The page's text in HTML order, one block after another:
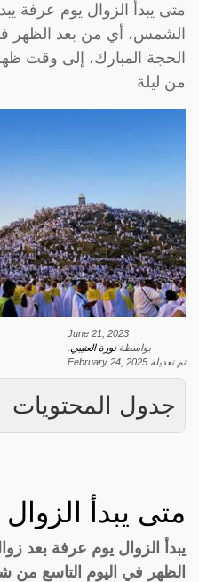
متى يبدأ الزوال يوم عرفة
الشمس، أي من بعد الظهر
الحجة المبارك، إلى وقت
من ليلة
June 21, 2023
بواسطةنورة العتيبي
تم تعديله February 24, 2025
جدول المحتويات
متى يبدأ
يبدأ الزوال يوم عرفة بعد
الظهر في اليوم التاسع من